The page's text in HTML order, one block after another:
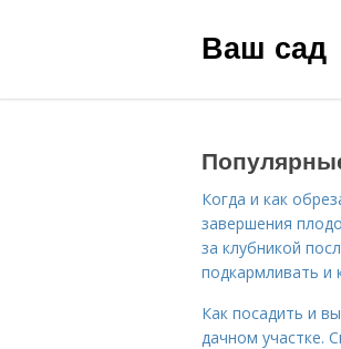
Ваш сад
Когда и как
завершения
за клубникой
подкармливать и
Как посадить и
дачном участке.